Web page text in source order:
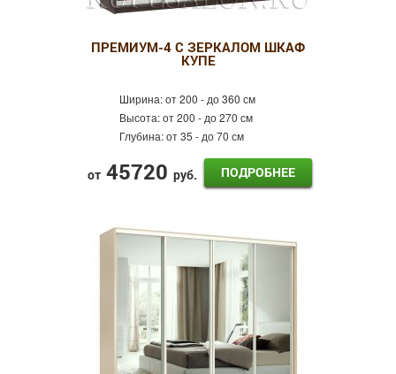
ПРЕМИУМ-4 С ЗЕРКАЛОМ ШКАФ
КУПЕ
Ширина:от 200 - до 360 см
Высота:от 200 - до 270 см
Глубина:от 35 - до 70 см
от 45720 руб. ПОДРОБНЕЕ